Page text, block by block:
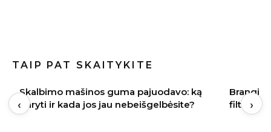
TAIP PAT SKAITYKITE
Brangi naujakurių klaida: apie vandens
filtrus pagalvojama tik paleidus vandenį
Vasaros
įvaizdį
‹ ›